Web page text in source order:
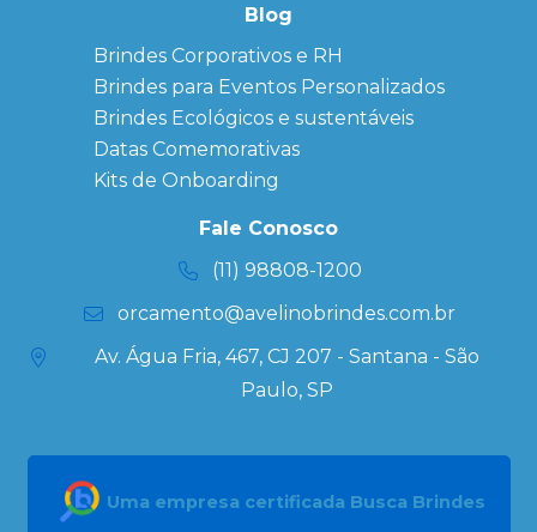
personalizados
Brindes
Corporativos
Copos Térmicos
Personalizados
Datas Especiais
Ecobag
Personalizada
Kits
Blog
Brindes Corporativos e RH
Brindes para Eventos Personalizados
Brindes Ecológicos e sustentáveis
Datas Comemorativas
Kits de Onboarding
Fale Conosco
(11) 98808-1200
orcamento@avelinobrindes.com.br
Av. Água Fria, 467, CJ 207 - Santana - São
Paulo, SP
Uma empresa certificada Busca Brindes